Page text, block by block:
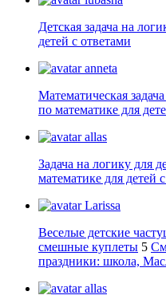
Детская задача на
детей с ответами
anneta
Математическая
по математике для
allas
Задача на логику для
математике для детей
Larissa
Веселые детские
смешные куплеты 5
праздники: школа,
allas